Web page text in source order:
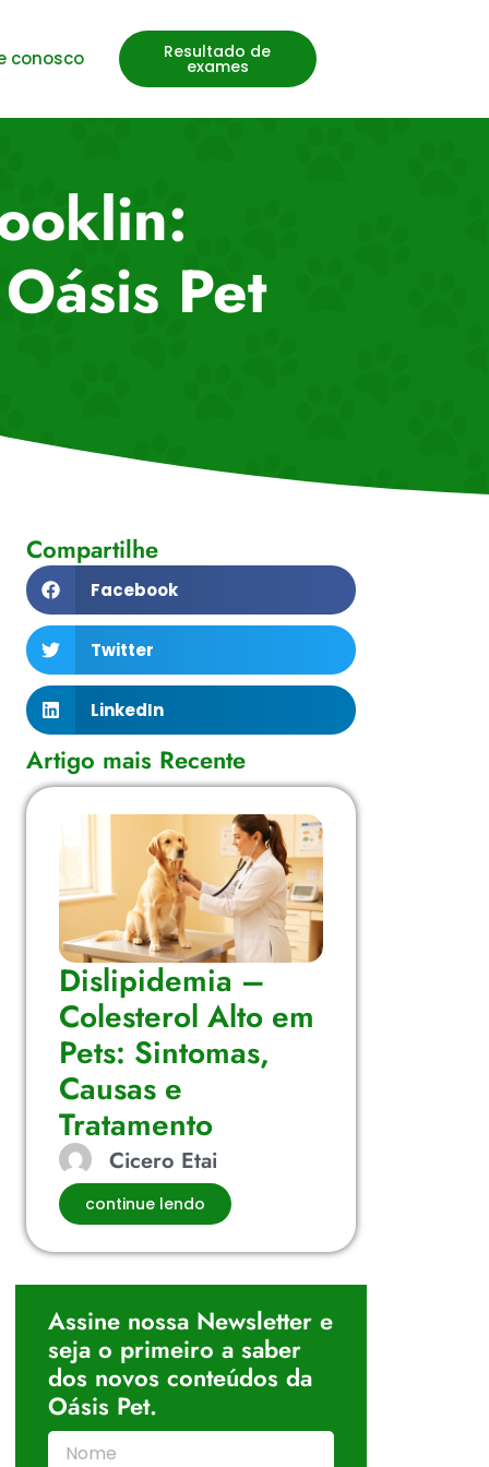
conosco Resultado de
exames
Pet
Compartilhe
Facebook
Twitter
LinkedIn
Artigo mais Recente
Dislipidemia –
Colesterol Alto em
Pets: Sintomas,
Causas e
Tratamento
Cicero Etai
continue lendo
Assine nossa Newsletter e
seja o primeiro a saber
dos novos conteúdos da
Oásis Pet.